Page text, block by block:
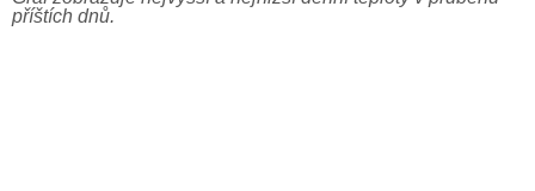
příštích dnů.